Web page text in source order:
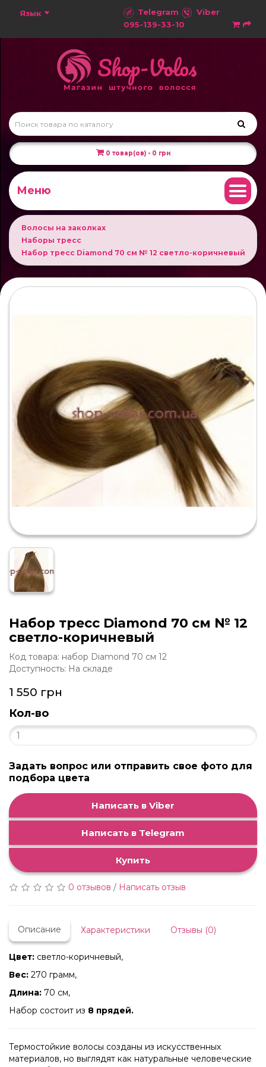
Язык Telegram
Viber
095-139-33-10
0 товар(ов) - 0 грн
Меню
Волосы на заколках
Наборы тресс
Набор тресс Diamond 70 см № 12 светло-коричневый
Набор тресс Diamond 70 см № 12
светло-коричневый
Код товара: набор Diamond 70 см 12
Доступность: На складе
1 550 грн
Кол-во
Задать вопрос или отправить свое фото для
подбора цвета
Написать в Viber
Написать в Telegram
Купить
0 отзывов / Написать отзыв
Описание Характеристики Отзывы (0)
Цвет: светло-коричневый,
Вес: 270 грамм,
Длина: 70 см,
Набор состоит из 8 прядей.
Термостойкие волосы созданы из искусственных
материалов, но выглядят как натуральные человеческие